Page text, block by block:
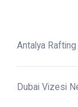
Antalya
Dubai Vizesi